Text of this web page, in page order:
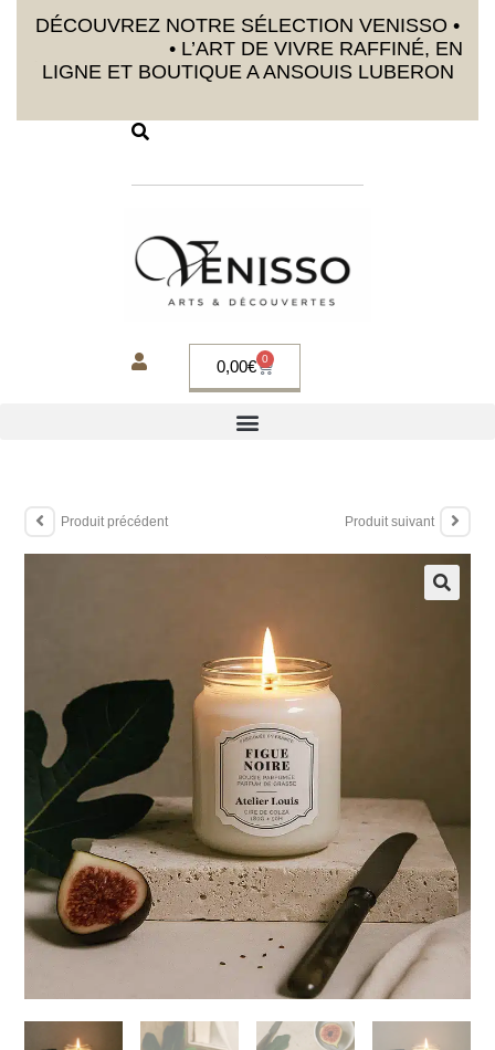
DÉCOUVREZ NOTRE SÉLECTION VENISSO •
• L’ART DE VIVRE RAFFINÉ, EN
LIGNE ET BOUTIQUE A ANSOUIS LUBERON
0,00€ 0
Produit précédent Produit suivant